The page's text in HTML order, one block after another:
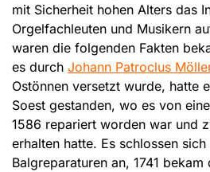
mit Sicherheit hohen Alters das
Orgelfachleuten und Musikern
waren die folgenden Fakten
es durch Johann Patroclus
Ostönnen versetzt wurde, hatte
Soest gestanden, wo es von
1586 repariert worden war und
erhalten hatte. Es schlossen sich
Balgreparaturen an, 1741 bekam